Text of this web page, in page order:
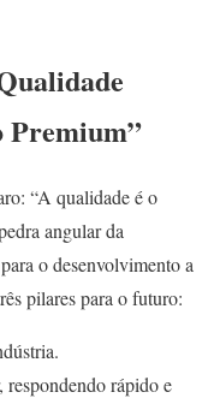
Premium”
“A qualidade é o
angular da
o desenvolvimento a
pilares para o futuro:
respondendo rápido e